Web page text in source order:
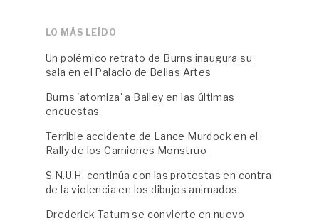
LO MÁS LEÍDO
Un polémico retrato de Burns inaugura su
sala en el Palacio de Bellas Artes
Burns 'atomiza' a Bailey en las últimas
encuestas
Terrible accidente de Lance Murdock en el
Rally de los Camiones Monstruo
S.N.U.H. continúa con las protestas en contra
de la violencia en los dibujos animados
Drederick Tatum se convierte en nuevo